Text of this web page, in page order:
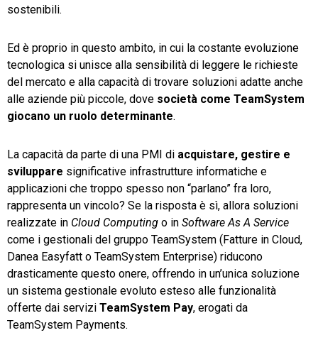
sostenibili.
Ed è proprio in questo ambito, in cui la costante evoluzione
tecnologica si unisce alla sensibilità di leggere le richieste
del mercato e alla capacità di trovare soluzioni adatte anche
alle aziende più piccole, dove società come TeamSystem
giocano un ruolo determinante.
La capacità da parte di una PMI di acquistare, gestire e
sviluppare significative infrastrutture informatiche e
applicazioni che troppo spesso non “parlano” fra loro,
rappresenta un vincolo? Se la risposta è sì, allora soluzioni
realizzate in Cloud Computing o in Software As A Service
come i gestionali del gruppo TeamSystem (Fatture in Cloud,
Danea Easyfatt o TeamSystem Enterprise) riducono
drasticamente questo onere, offrendo in un’unica soluzione
un sistema gestionale evoluto esteso alle funzionalità
offerte dai servizi TeamSystem Pay, erogati da
TeamSystem Payments.